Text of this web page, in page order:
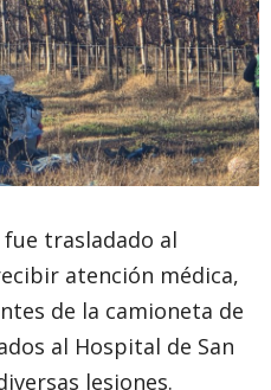
trasladado al
atención médica,
de la camioneta de
al Hospital de San
lesiones.